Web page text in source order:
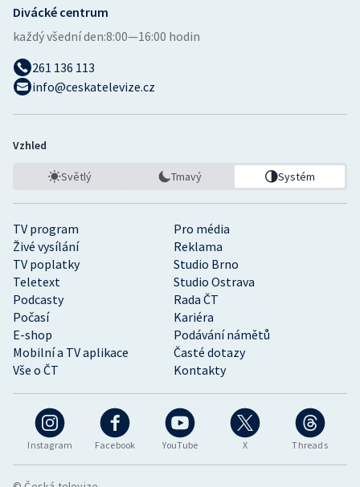
Instagram Facebook YouTube X Threads
TV program
Pro média
Živé vysílání
Reklama
TV poplatky
Studio Brno
Teletext
Studio Ostrava
Podcasty
Rada ČT
Počasí
Kariéra
E-shop
Podávání námětů
Mobilní a TV aplikace
Časté dotazy
Vše o ČT
Kontakty
Divácké centrum
každý všední den:8:00—16:00 hodin
261 136 113
info@ceskatelevize.cz
Vzhled
Světlý Tmavý Systém